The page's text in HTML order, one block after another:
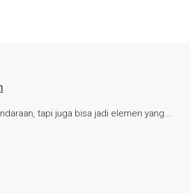
tapi juga bisa jadi elemen yang...